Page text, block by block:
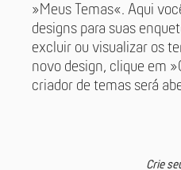
»Meus Temas«. Aqui
designs para suas
excluir ou visualizar os
novo design, clique em
criador de temas será
Crie